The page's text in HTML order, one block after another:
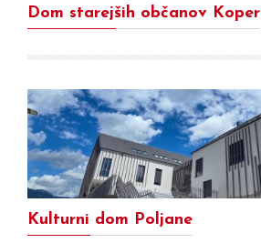
Dom starejših občanov Koper
Kulturni dom Poljane